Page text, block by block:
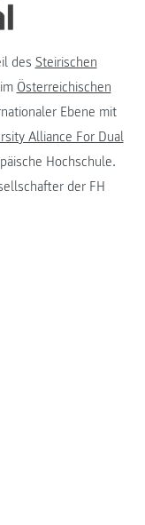
des Steirischen
Österreichischen
Ebene mit
Alliance For Dual
Hochschule.
der FH